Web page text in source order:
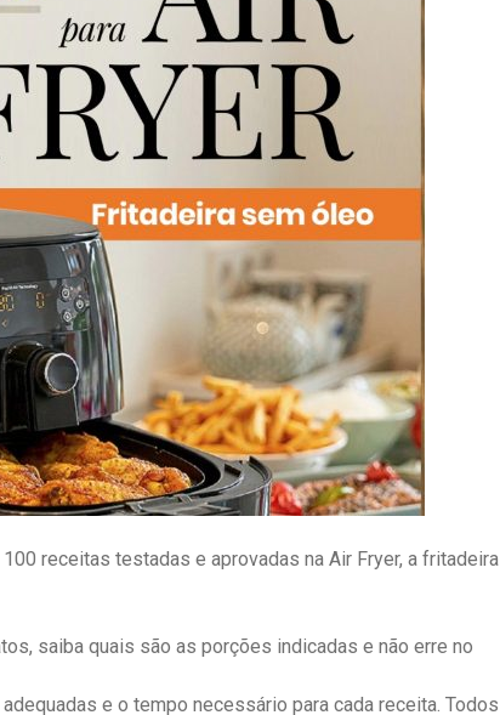
receitas testadas e aprovadas na Air Fryer, a fritadeira
saiba quais são as porções indicadas e não erre no
e o tempo necessário para cada receita. Todos